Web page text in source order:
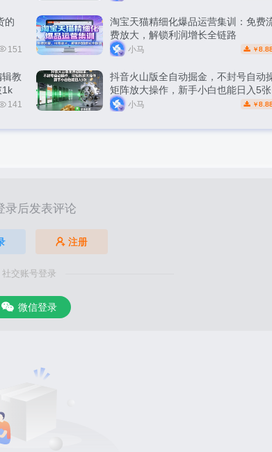
的
151
淘宝天猫精细化爆品运营集训：免费
费放大，解锁利润增长全链路
小马 ￥ 8.88
教
1k
141
抖音火山版全自动掘金，不封号自动
矩阵放大操作，新手小白也能日入5
秘】小马 ￥ 8.88
录后发表评论
注册
社交账号登录
微信登录